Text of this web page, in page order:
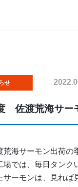
せ
佐渡荒海サー
荒海サーモン出荷の
場では、毎日タンク
サーモンは、見れば